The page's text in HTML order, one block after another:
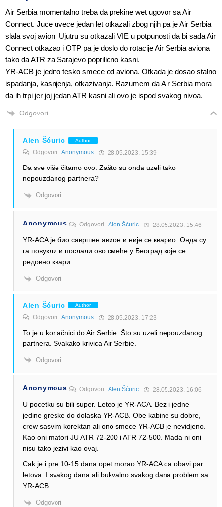
Air Serbia momentalno treba da prekine wet ugovor sa Air
Connect. Juce uvece jedan let otkazali zbog njih pa je Air Serbia
slala svoj avion. Ujutru su otkazali VIE u potpunosti da bi sada Air
Connect otkazao i OTP pa je doslo do rotacije Air Serbia aviona
tako da ATR za Sarajevo poprilicno kasni.
YR-ACB je jedno tesko smece od aviona. Otkada je dosao stalno
ispadanja, kasnjenja, otkazivanja. Razumem da Air Serbia mora
da ih trpi jer joj jedan ATR kasni ali ovo je ispod svakog nivoa.
Odgovori
Alen Šćuric Author
Odgovori Anonymous 28.05.2023. 15:39
Da sve više čitamo ovo. Zašto su onda uzeli tako
nepouzdanog partnera?
Odgovori
Anonymous OdgovoriAlen Šćuric 28.05.2023. 15:46
YR-ACA је био савршен авион и није се кварио. Онда су
га повукли и послали ово смеће у Београд које се
редовно квари.
Odgovori
Alen Šćuric Author
Odgovori Anonymous 28.05.2023. 17:23
To je u konačnici do Air Serbie. Što su uzeli nepouzdanog
partnera. Svakako krivica Air Serbie.
Odgovori
Anonymous OdgovoriAlen Šćuric 28.05.2023. 16:06
U pocetku su bili super. Leteo je YR-ACA. Bez i jedne
jedine greske do dolaska YR-ACB. Obe kabine su dobre,
crew sasvim korektan ali ono smece YR-ACB je nevidjeno.
Kao oni matori JU ATR 72-200 i ATR 72-500. Mada ni oni
nisu tako jezivi kao ovaj.
Cak je i pre 10-15 dana opet morao YR-ACA da obavi par
letova. I svakog dana ali bukvalno svakog dana problem sa
YR-ACB.
Odgovori